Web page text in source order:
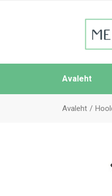
Avaleht
Avaleht